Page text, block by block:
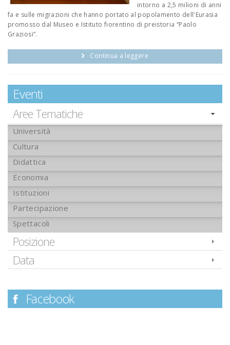
intorno a 2,5 milioni di anni
fa e sulle migrazioni che hanno portato al popolamento dell'Eurasia
promosso dal Museo e Istituto fiorentino di preistoria “Paolo
Graziosi”.
Continua a leggere
Eventi
Aree Tematiche
Università
Cultura
Didattica
Economia
Istituzioni
Partecipazione
Spettacoli
Posizione
Data
Facebook